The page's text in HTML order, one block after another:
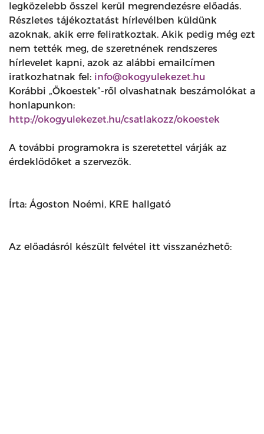
legközelebb ősszel kerül megrendezésre előadás.
Részletes tájékoztatást hírlevélben küldünk
azoknak, akik erre feliratkoztak. Akik pedig még ezt
nem tették meg, de szeretnének rendszeres
hírlevelet kapni, azok az alábbi emailcímen
iratkozhatnak fel: info@okogyulekezet.hu
Korábbi „Ökoestek”-ről olvashatnak beszámolókat a
honlapunkon:
http://okogyulekezet.hu/csatlakozz/okoestek
A további programokra is szeretettel várják az
érdeklődőket a szervezők.
Írta: Ágoston Noémi, KRE hallgató
Az előadásról készült felvétel itt visszanézhető: